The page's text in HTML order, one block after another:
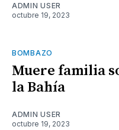
ADMIN USER
octubre 19, 2023
BOMBAZO
Muere familia
la Bahía
ADMIN USER
octubre 19, 2023